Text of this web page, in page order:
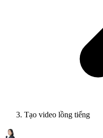
Tạo video lồng tiếng